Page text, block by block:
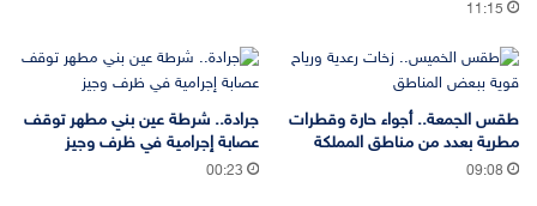
11:15
طقس الجمعة.. أجواء حارة وقطرات
مطرية بعدد من مناطق المملكة
09:08
جرادة.. شرطة عين بني مطهر توقف
عصابة إجرامية في ظرف وجيز
00:23